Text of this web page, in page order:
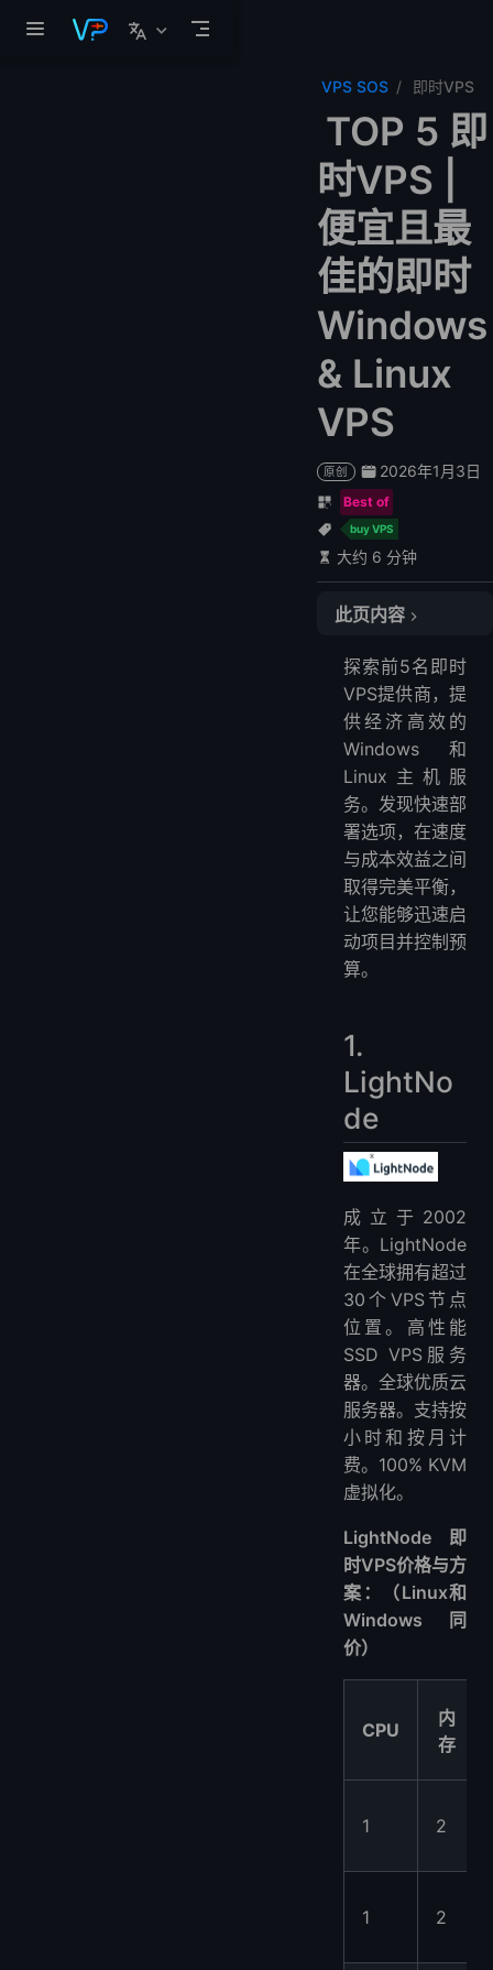
跳至主要內容
VPS SOS 即时VPS
TOP 5 即
时VPS |
便宜且最
佳的即时
Windows
& Linux
VPS
原创 2026年1月3日
Best of
buy VPS
大约 6 分钟
此页内容
3. Vultr
4. Ultahost: $7.33
FAQ
什么是即时VPS？
更多FAQ
更多VPS
探索前5名即时
VPS提供商，提
供经济高效的
Windows和
Linux主机服
务。发现快速部
署选项，在速度
与成本效益之间
取得完美平衡，
让您能够迅速启
动项目并控制预
算。
1.
LightNo
de
成立于2002
年。LightNode
在全球拥有超过
30个VPS节点
位置。高性能
SSD VPS服务
器。全球优质云
服务器。支持按
小时和按月计
费。100% KVM
虚拟化。
LightNode 即
时VPS价格与方
案：（Linux和
Windows同
价）
CPU
内
存
1 2
1 2